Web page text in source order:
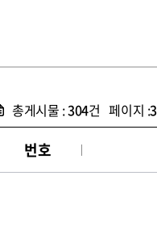
총게시물 :304건 페이지 :
번호